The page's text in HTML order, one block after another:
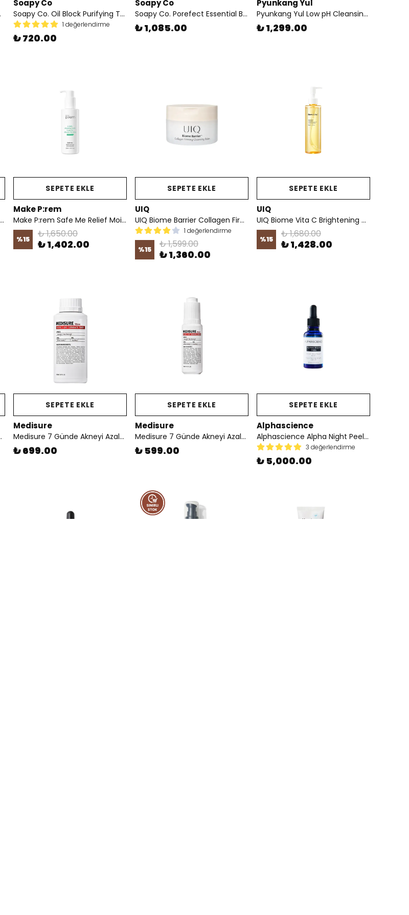
Soapy Co
Soapy Co. Oil Block Purifying Tonik
1 değerlendirme
₺ 720.00
Soapy Co
Soapy Co. Porefect Essential Balance Serum
₺ 1,085.00
Pyunkang Yul
Pyunkang Yul Low pH Cleansing Water - Düşük pH’lı Yüz ve Makyaj Temizleme Suyu 290 ml
₺ 1,299.00
Pyunkang Yul Deep Clear Cleansing Balm - Derinlemesine Yüz Temizleme Balmı 100ml
SEPETE EKLE
Make P:rem
Make P:rem Safe Me Relief Moisture Cleansing Milk 200ml – Temizleyici Süt
%15 ₺ 1,650.00
₺ 1,402.00
SEPETE EKLE
UIQ
UIQ Biome Barrier Collagen Firming Cleansing Balm 100ml - Gözenek Arındırıcı Mikrobiyom Temizleme Balmı
1 değerlendirme
%15 ₺ 1,599.00
₺ 1,360.00
SEPETE EKLE
UIQ
UIQ Biome Vita C Brightening Cleansing Oil 200ml - Aydınlatıcı Etkili Mikrobiyom Dostu Temizleme Yağı
%15 ₺ 1,680.00
₺ 1,428.00
Temizleyici Jel
SEPETE EKLE
Medisure
Medisure 7 Günde Akneyi Azaltmaya Yardımcı Etkili Tonik 150 ml
₺ 699.00
SEPETE EKLE
Medisure
Medisure 7 Günde Akneyi Azaltmaya Yardımcı Etkili Cilt Serumu 30 ml
₺ 599.00
SEPETE EKLE
Alphascience
Alphascience Alpha Night Peel AHA Gece Peeling Serumu | Leke + Gözenek | %20 AHA + Niasinamid | 30ml
3 değerlendirme
₺ 5,000.00